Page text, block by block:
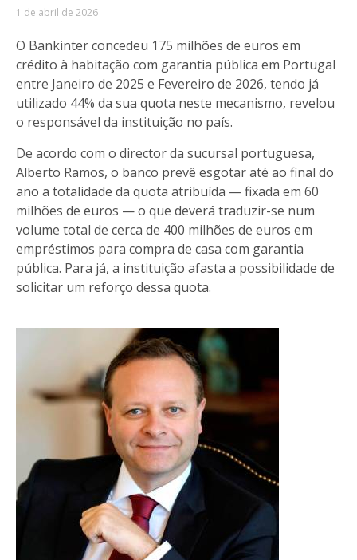
1 de abril de 2026
O Bankinter concedeu 175 milhões de euros em
crédito à habitação com garantia pública em Portugal
entre Janeiro de 2025 e Fevereiro de 2026, tendo já
utilizado 44% da sua quota neste mecanismo, revelou
o responsável da instituição no país.
De acordo com o director da sucursal portuguesa,
Alberto Ramos, o banco prevê esgotar até ao final do
ano a totalidade da quota atribuída — fixada em 60
milhões de euros — o que deverá traduzir-se num
volume total de cerca de 400 milhões de euros em
empréstimos para compra de casa com garantia
pública. Para já, a instituição afasta a possibilidade de
solicitar um reforço dessa quota.